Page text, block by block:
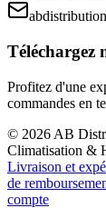
Téléchargez
Profitez d'une
commandes en
© 2026 AB
Climatisation &
Livraison et
de
compte